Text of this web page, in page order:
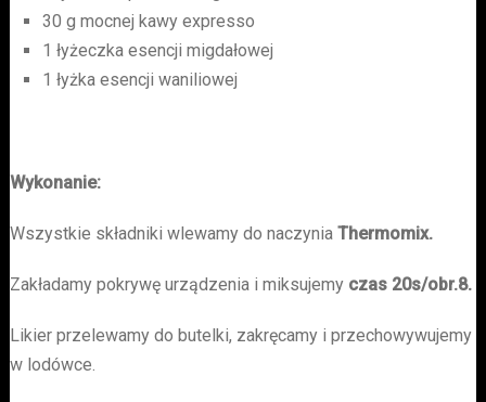
30 g mocnej kawy expresso
1 łyżeczka esencji migdałowej
1 łyżka esencji waniliowej
Wykonanie:
Wszystkie składniki wlewamy do naczynia Thermomix.
Zakładamy pokrywę urządzenia i miksujemy czas 20s/obr.8.
Likier przelewamy do butelki, zakręcamy i przechowywujemy
w lodówce.